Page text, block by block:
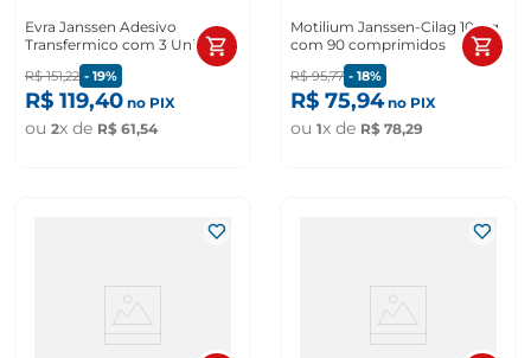
Evra Janssen Adesivo
Transfermico com 3 Unidades
R$ 151,22 - 19%
R$ 119,40 no PIX
ou 2x de R$ 61,54
Motilium Janssen-Cilag 10mg
com 90 comprimidos
R$ 95,77 - 18%
R$ 75,94no PIX
ou 1x de R$ 78,29